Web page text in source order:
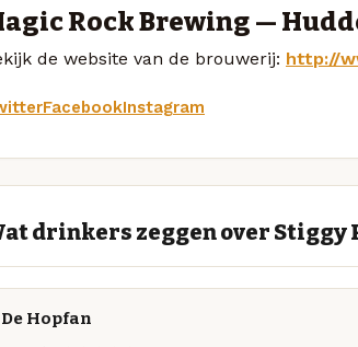
Rock Brewing —
de website van de brouwerij: http://
FacebookInstagram
drinkers zeggen over Stiggy
De Hopfan